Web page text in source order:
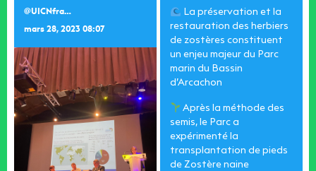
La préservation et la
restauration des herbiers
de zostères constituent
un enjeu majeur du Parc
marin du Bassin
d’Arcachon
Après la méthode des
semis, le Parc a
expérimenté la
transplantation de pieds
de Zostère naine
@UICNfrance
mars 28, 2023 08:07